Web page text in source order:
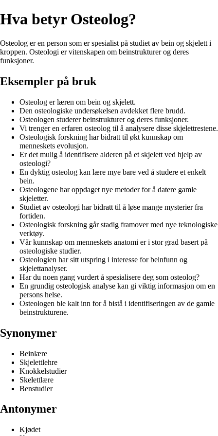
Hva betyr Osteolog?
Osteolog er en person som er spesialist på studiet av bein og skjelett i
kroppen. Osteologi er vitenskapen om beinstrukturer og deres
funksjoner.
Eksempler på bruk
Osteolog er læren om bein og skjelett.
Den osteologiske undersøkelsen avdekket flere brudd.
Osteologen studerer beinstrukturer og deres funksjoner.
Vi trenger en erfaren osteolog til å analysere disse skjelettrestene.
Osteologisk forskning har bidratt til økt kunnskap om
menneskets evolusjon.
Er det mulig å identifisere alderen på et skjelett ved hjelp av
osteologi?
En dyktig osteolog kan lære mye bare ved å studere et enkelt
bein.
Osteologene har oppdaget nye metoder for å datere gamle
skjeletter.
Studiet av osteologi har bidratt til å løse mange mysterier fra
fortiden.
Osteologisk forskning går stadig framover med nye teknologiske
verktøy.
Vår kunnskap om menneskets anatomi er i stor grad basert på
osteologiske studier.
Osteologien har sitt utspring i interesse for beinfunn og
skjelettanalyser.
Har du noen gang vurdert å spesialisere deg som osteolog?
En grundig osteologisk analyse kan gi viktig informasjon om en
persons helse.
Osteologen ble kalt inn for å bistå i identifiseringen av de gamle
beinstrukturene.
Synonymer
Beinlære
Skjelettlehre
Knokkelstudier
Skelettlære
Benstudier
Antonymer
Kjødet